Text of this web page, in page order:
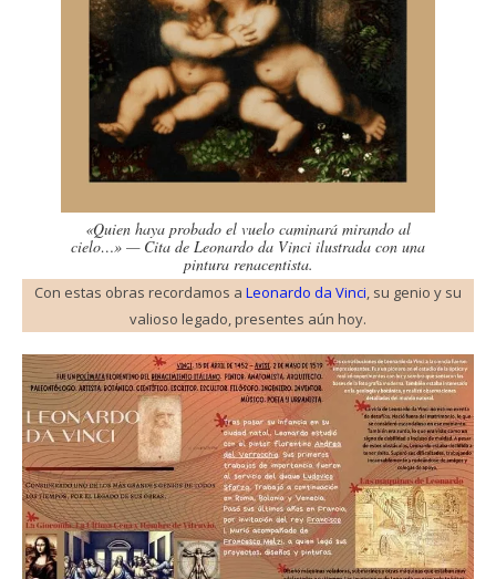
«Quien haya probado el vuelo caminará mirando al
cielo…» — Cita de Leonardo da Vinci ilustrada con una
pintura renacentista.
Con estas obras recordamos a Leonardo da Vinci, su genio y su
valioso legado, presentes aún hoy.